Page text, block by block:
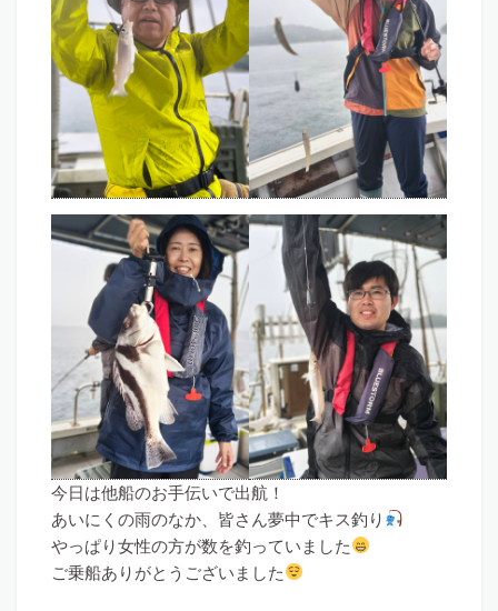
今日は他船のお手伝いで出航！
あいにくの雨のなか、皆さん夢中でキス釣り
やっぱり女性の方が数を釣っていました
ご乗船ありがとうございました